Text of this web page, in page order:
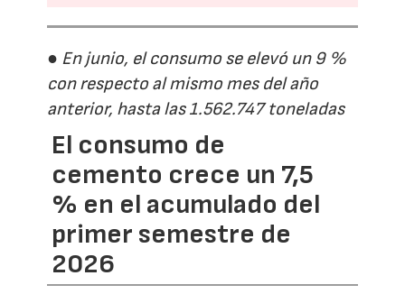
● En junio, el consumo se elevó un 9 %
con respecto al mismo mes del año
anterior, hasta las 1.562.747 toneladas
El consumo de
cemento crece un 7,5
% en el acumulado del
primer semestre de
2026